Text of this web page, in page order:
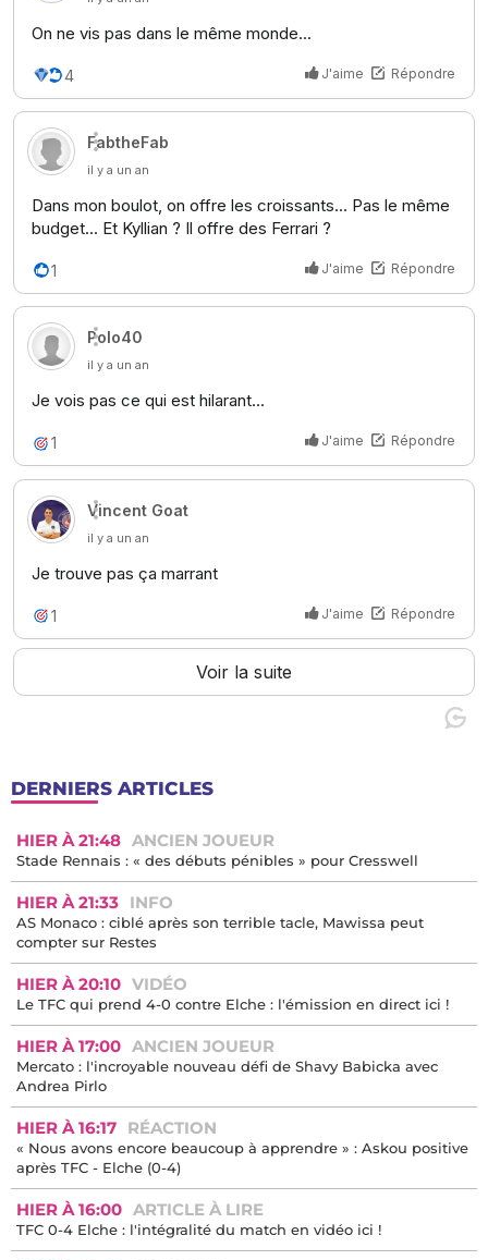
DERNIERS ARTICLES
HIER À 21:48 ANCIEN JOUEUR
Stade Rennais : « des débuts pénibles » pour Cresswell
HIER À 21:33 INFO
AS Monaco : ciblé après son terrible tacle, Mawissa peut
compter sur Restes
HIER À 20:10 VIDÉO
Le TFC qui prend 4-0 contre Elche : l'émission en direct ici !
HIER À 17:00 ANCIEN JOUEUR
Mercato : l'incroyable nouveau défi de Shavy Babicka avec
Andrea Pirlo
HIER À 16:17 RÉACTION
« Nous avons encore beaucoup à apprendre » : Askou positive
après TFC - Elche (0-4)
HIER À 16:00 ARTICLE À LIRE
TFC 0-4 Elche : l'intégralité du match en vidéo ici !